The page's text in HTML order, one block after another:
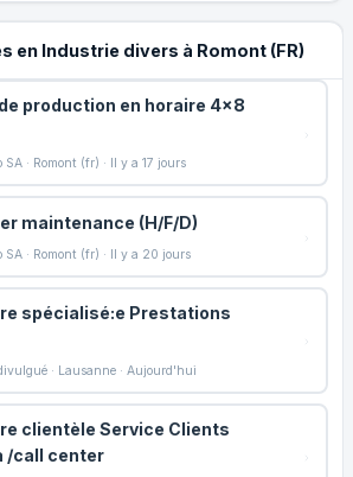
en Industrie divers à Romont (FR)
production en horaire 4x8
SA · Romont (fr) · Il y a 17 jours
maintenance (H/F/D)
SA · Romont (fr) · Il y a 20 jours
spécialisé:e Prestations
· Lausanne · Aujourd'hui
clientèle Service Clients
/call center